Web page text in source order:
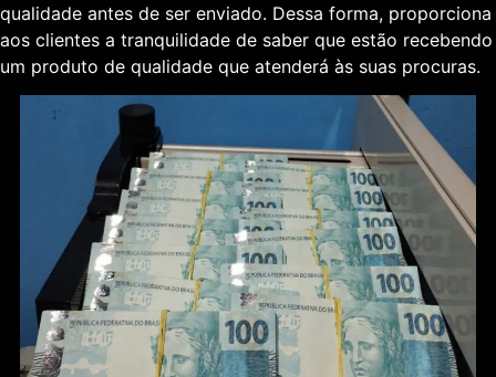
qualidade antes de ser enviado. Dessa forma, proporciona
aos clientes a tranquilidade de saber que estão recebendo
um produto de qualidade que atenderá às suas procuras.